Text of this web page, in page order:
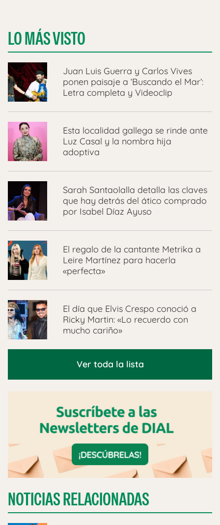
LO MÁS VISTO
Juan Luis Guerra y Carlos Vives
ponen paisaje a ‘Buscando el Mar’:
Letra completa y Videoclip
Esta localidad gallega se rinde ante
Luz Casal y la nombra hija
adoptiva
Sarah Santaolalla detalla las claves
que hay detrás del ático comprado
por Isabel Díaz Ayuso
El regalo de la cantante Metrika a
Leire Martínez para hacerla
«perfecta»
El día que Elvis Crespo conoció a
Ricky Martin: «Lo recuerdo con
mucho cariño»
Ver toda la lista
NOTICIAS RELACIONADAS